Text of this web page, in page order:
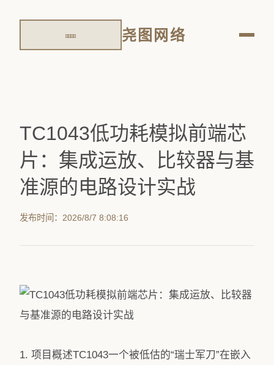
尧图网络
TC1043低功耗模拟前端芯
片：集成运放、比较器与基
准源的电路设计实战
发布时间：2026/8/7 8:08:16
1. 项目概述TC1043一个被低估的“瑞士军刀”在嵌入